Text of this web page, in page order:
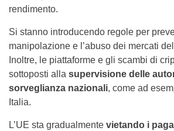
rendimento.
Si stanno introducendo regole per
manipolazione e l’abuso dei mercati
Inoltre, le piattaforme e gli scambi di
sottoposti alla supervisione delle
sorveglianza nazionali, come ad
Italia.
L’UE sta gradualmente vietando i